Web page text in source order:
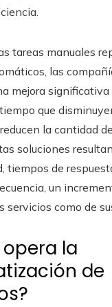
tareas manuales
las
mejora significativa
que
la cantidad
soluciones
tiempos de
un
servicios como de
la
de